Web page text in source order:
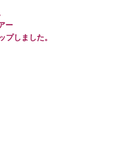
ー
しました。